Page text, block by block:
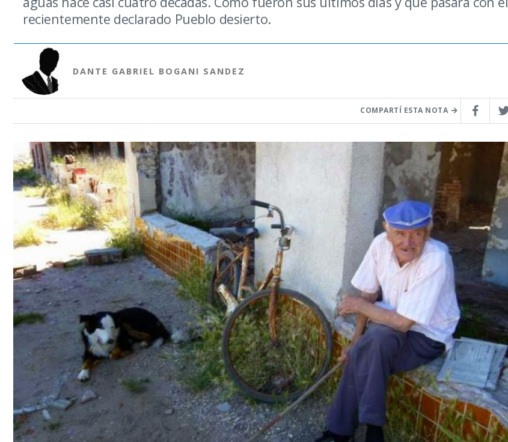
recientemente declarado Pueblo desierto.
DANTE GABRIEL BOGANI SANDEZ
COMPARTÍ ESTA NOTA